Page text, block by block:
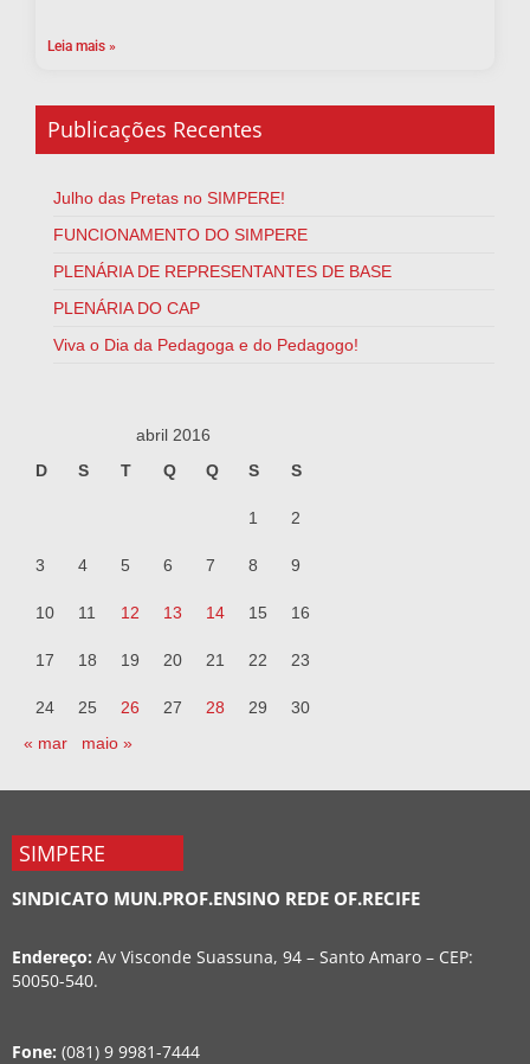
Leia mais »
Publicações Recentes
Julho das Pretas no SIMPERE!
FUNCIONAMENTO DO SIMPERE
PLENÁRIA DE REPRESENTANTES DE BASE
PLENÁRIA DO CAP
Viva o Dia da Pedagoga e do Pedagogo!
abril 2016
D
S T Q Q S S
1 2
3 4 5 6 7 8 9
10 11 12 13 14 15 16
17 18 19 20 21 22 23
24 25 26 27 28 29
30
« mar
maio »
SIMPERE
SINDICATO MUN.PROF.ENSINO REDE OF.RECIFE
Endereço: Av Visconde Suassuna, 94 – Santo Amaro – CEP:
50050-540.
Fone: (081) 9 9981-7444